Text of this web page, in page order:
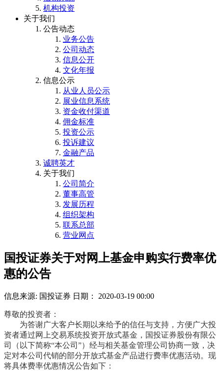
机构投资
关于我们
公告动态
业务公告
公司动态
信息公开
文化年报
信息公示
从业人员公示
展业信息系统
资金收付渠道
佣金标准
投资公示
投诉建议
金融产品
诚聘英才
关于我们
公司简介
董事高管
发展历程
组织架构
联系总部
营业网点
国投证券关于对网上基金申购实行费率优
惠的公告
信息来源: 国投证券 日期： 2020-03-19 00:00
尊敬的投资者：
为答谢广大客户长期以来给予的信任与支持，方便广大投
资者通过网上交易系统投资开放式基金，国投证券股份有限公
司（以下简称“本公司”）经与相关基金管理公司协商一致 ，决
定对本公司 代销的部分开放式基金产品进行费率优惠活动。现
将具体费率优惠情况公告如下：